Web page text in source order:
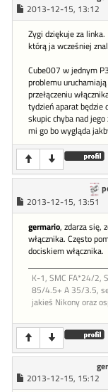
2013-12-15, 13:12
Zygi dziękuje za
którą ja wcześniej
Cube007 w jednym
problemu
przełączeniu
tydzień aparat będzie
skupic chyba nad
mi go bo wygląda
2013-12-15, 13:51
germario, zdarza się,
włącznika. Często
dociskiem włącznika.
K-1, SMC FA*24/2,
85/4.5+ A 35/3.5,
jakieś Nikony oraz
2013-12-15, 15:12